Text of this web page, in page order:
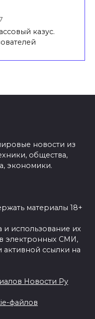
казус.
новости из
общества,
экономики.
материалы 18+
и использование их
электронных СМИ,
ссылки на
Новости Ру
файлов